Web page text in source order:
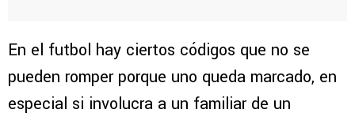
En el futbol hay ciertos códigos que no se
pueden romper porque uno queda marcado, en
especial si involucra a un familiar de un